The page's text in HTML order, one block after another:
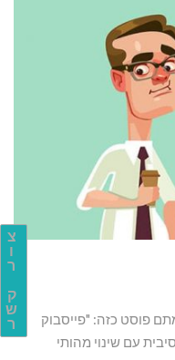
צ
ו
ר
ק
ש
ר
פוסט כזה: "פייסבוק
עם שינוי מהותי